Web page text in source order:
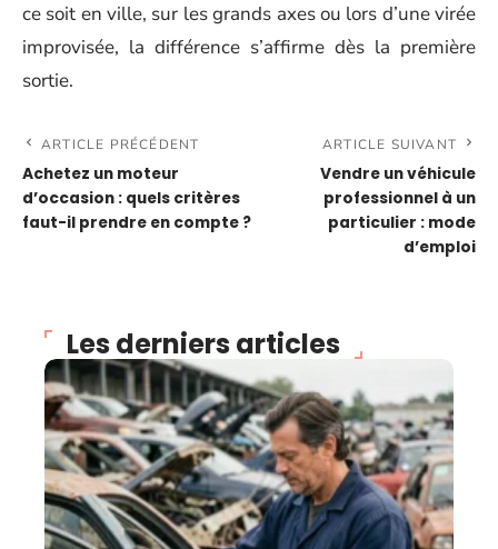
ce soit en ville, sur les grands axes ou lors d’une virée
improvisée, la différence s’affirme dès la première
sortie.
ARTICLE PRÉCÉDENT
Achetez un moteur
d’occasion : quels critères
faut-il prendre en compte ?
ARTICLE SUIVANT
Vendre un véhicule
professionnel à un
particulier : mode
d’emploi
Les derniers articles